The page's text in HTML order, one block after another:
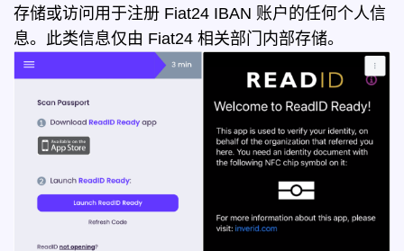
存储或访问用于注册 Fiat24 IBAN 账户的任何个人信
息。此类信息仅由 Fiat24 相关部门内部存储。